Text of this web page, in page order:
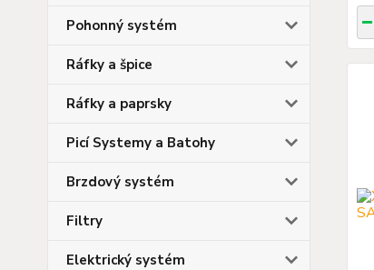
Pohonný systém
Ráfky a špice
Ráfky a paprsky
Picí Systemy a Batohy
Brzdový systém
Filtry
Elektrický systém